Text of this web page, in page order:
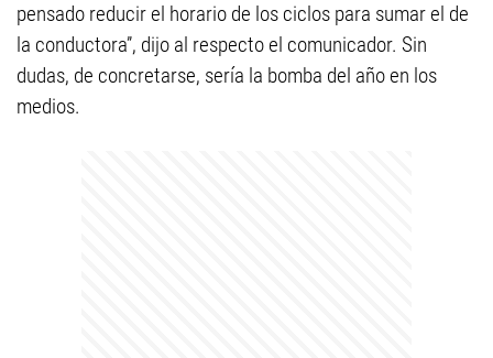
pensado reducir el horario de los ciclos para sumar el de
la conductora”, dijo al respecto el comunicador. Sin
dudas, de concretarse, sería la bomba del año en los
medios.